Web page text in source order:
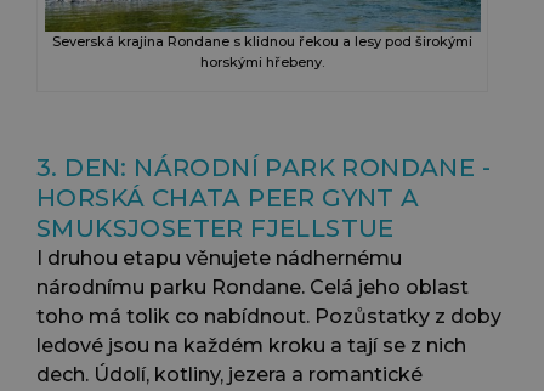
Severská krajina Rondane s klidnou řekou a lesy pod širokými
horskými hřebeny.
3. DEN: NÁRODNÍ PARK RONDANE -
HORSKÁ CHATA PEER GYNT A
SMUKSJOSETER FJELLSTUE
I druhou etapu věnujete nádhernému
národnímu parku Rondane. Celá jeho oblast
toho má tolik co nabídnout. Pozůstatky z doby
ledové jsou na každém kroku a tají se z nich
dech. Údolí, kotliny, jezera a romantické